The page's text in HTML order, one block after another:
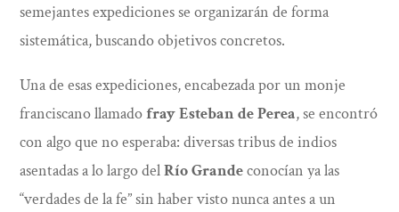
semejantes expediciones se organizarán de forma
sistemática, buscando objetivos concretos.
Una de esas expediciones, encabezada por un monje
franciscano llamadofray Esteban de Perea, se encontró
con algo que no esperaba: diversas tribus de indios
asentadas a lo largo delRío Grandeconocían ya las
“verdades de la fe” sin haber visto nunca antes a un